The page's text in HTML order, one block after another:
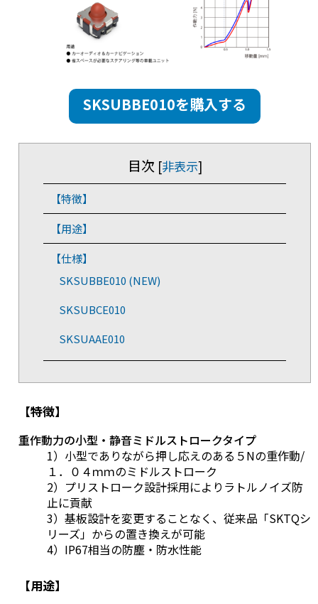
SKSUBBE010を購入する
目次 [非表示]
【特徴】
【用途】
【仕様】
SKSUBBE010 (NEW)
SKSUBCE010
SKSUAAE010
【特徴】
重作動力の小型・静音ミドルストロークタイプ
1）小型でありながら押し応えのある５Nの重作動/
１．０４ｍｍのミドルストローク
2）プリストローク設計採用によりラトルノイズ防
止に貢献
3）基板設計を変更することなく、従来品「SKTQシ
リーズ」からの置き換えが可能
4）IP67相当の防塵・防水性能
【用途】